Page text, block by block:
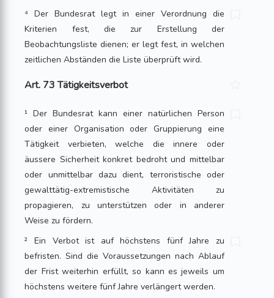
⁴ Der Bundesrat legt in einer Verordnung die
Kriterien fest, die zur Erstellung der
Beobachtungsliste dienen; er legt fest, in welchen
zeitlichen Abständen die Liste überprüft wird.
Art. 73 Tätigkeitsverbot
¹ Der Bundesrat kann einer natürlichen Person
oder einer Organisation oder Gruppierung eine
Tätigkeit verbieten, welche die innere oder
äussere Sicherheit konkret bedroht und mittelbar
oder unmittelbar dazu dient, terroristische oder
gewalttätig-extremistische Aktivitäten zu
propagieren, zu unterstützen oder in anderer
Weise zu fördern.
² Ein Verbot ist auf höchstens fünf Jahre zu
befristen. Sind die Voraussetzungen nach Ablauf
der Frist weiterhin erfüllt, so kann es jeweils um
höchstens weitere fünf Jahre verlängert werden.